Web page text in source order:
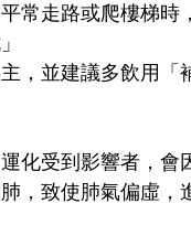
常走路或爬樓梯時
，並建議多飲用「
化受到影響者，會
，致使肺氣偏虛，